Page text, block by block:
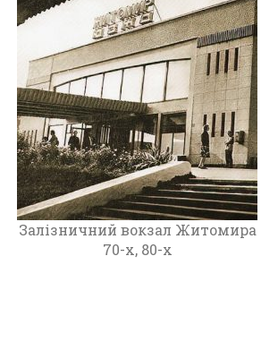
и
р
(
1
9
7
0
-
1
9
8
0
Залізничний вокзал Житомира
70-х, 80-х